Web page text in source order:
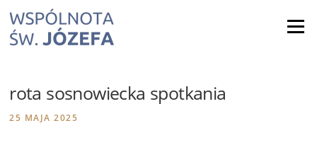
content
Menu
rota sosnowiecka spotkania
25 MAJA 2025